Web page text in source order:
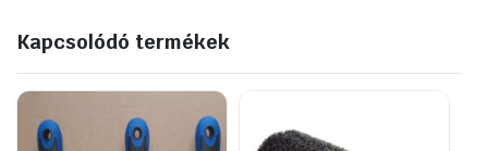
Kapcsolódó termékek